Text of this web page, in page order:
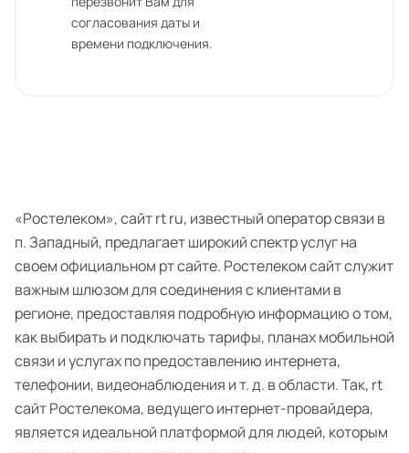
согласования даты и
времени подключения.
«Ростелеком», сайт rt ru, известный оператор связи в
п. Западный, предлагает широкий спектр услуг на
своем официальном рт сайте. Ростелеком сайт служит
важным шлюзом для соединения с клиентами в
регионе, предоставляя подробную информацию о том,
как выбирать и подключать тарифы, планах мобильной
связи и услугах по предоставлению интернета,
телефонии, видеонаблюдения и т. д. в области. Так, rt
сайт Ростелекома, ведущего интернет-провайдера,
является идеальной платформой для людей, которым